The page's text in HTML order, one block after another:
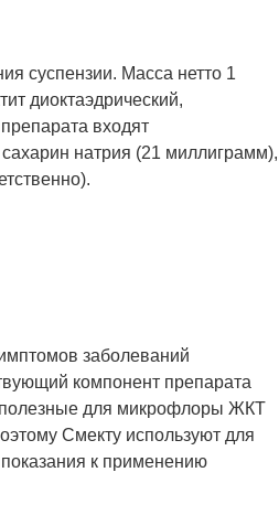
суспензии. Масса нетто 1
диоктаэдрический,
входят
натрия (21 миллиграмм),
заболеваний
компонент препарата
полезные для микрофлоры ЖКТ
Смекту используют для
к применению